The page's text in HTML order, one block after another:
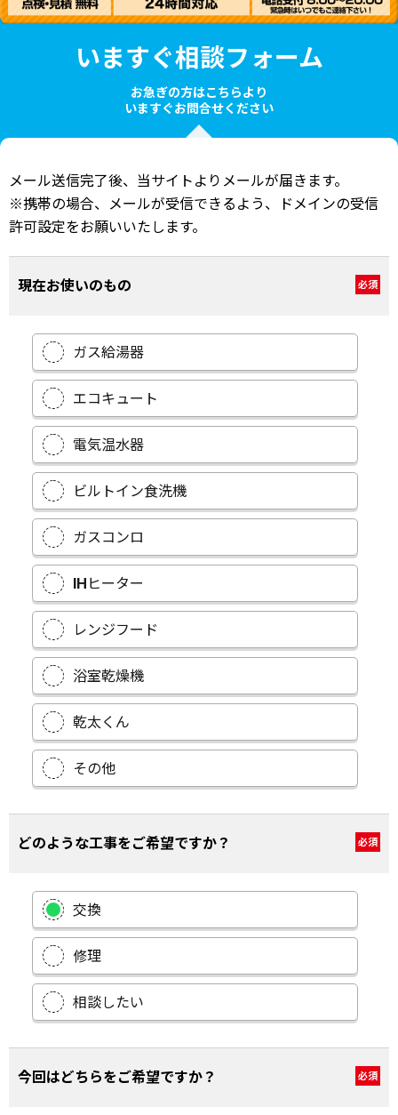
いますぐ相談フォーム
お急ぎの方はこちらより
いますぐお問合せください
メール送信完了後、当サイトよりメールが届きます。
※携帯の場合、メールが受信できるよう、ドメインの受信
許可設定をお願いいたします。
現在お使いのもの 必須
ガス給湯器
エコキュート
電気温水器
ビルトイン食洗機
ガスコンロ
IHヒーター
レンジフード
浴室乾燥機
乾太くん
その他
どのような工事をご希望ですか？ 必須
交換
修理
相談したい
今回はどちらをご希望ですか？ 必須